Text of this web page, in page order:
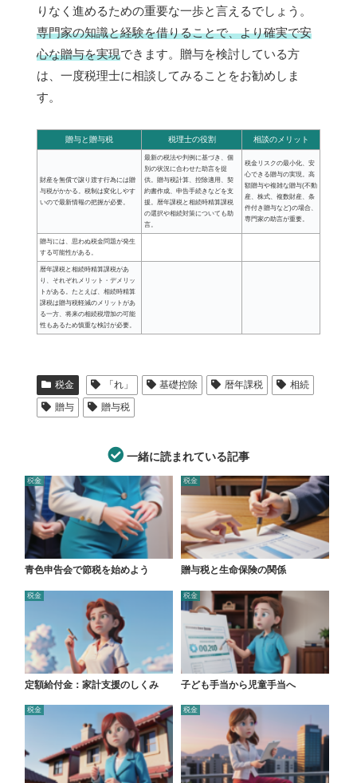
りなく進めるための重要な一歩と言えるでしょう。
専門家の知識と経験を借りることで、より確実で安
心な贈与を実現できます。贈与を検討している方
は、一度税理士に相談してみることをお勧めしま
す。
贈与と贈与税 税理士の役割 相談のメリット
財産を無償で譲り渡す行為には贈
与税がかかる。税制は変化しやす
いので最新情報の把握が必要。
最新の税法や判例に基づき、個
別の状況に合わせた助言を提
供。贈与税計算、控除適用、契
約書作成、申告手続きなどを支
援。暦年課税と相続時精算課税
の選択や相続対策についても助
言。
税金リスクの最小化、安
心できる贈与の実現。高
額贈与や複雑な贈与(不動
産、株式、複数財産、条
件付き贈与など)の場合、
専門家の助言が重要。
贈与には、思わぬ税金問題が発生
する可能性がある。
暦年課税と相続時精算課税があ
り、それぞれメリット・デメリッ
トがある。たとえば、相続時精算
課税は贈与税軽減のメリットがあ
る一方、将来の相続税増加の可能
性もあるため慎重な検討が必要。
税金 「れ」 基礎控除 暦年課税
相続
贈与
贈与税
一緒に読まれている記事
税金
青色申告会で節税を始めよう
税金
贈与税と生命保険の関係
税金
定額給付金：家計支援のしくみ
税金
子ども手当から児童手当へ
税金 税金